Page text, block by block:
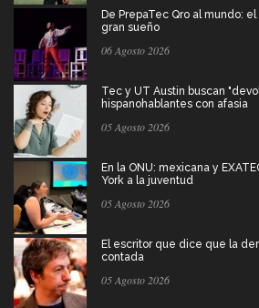
De PrepaTec Qro al mundo:
gran sueño
06 Agosto 2026
Tec y UT Austin buscan
hispanohablantes con afasia
05 Agosto 2026
En la ONU: mexicana y
York a la juventud
05 Agosto 2026
El escritor que dice que la
contada
05 Agosto 2026